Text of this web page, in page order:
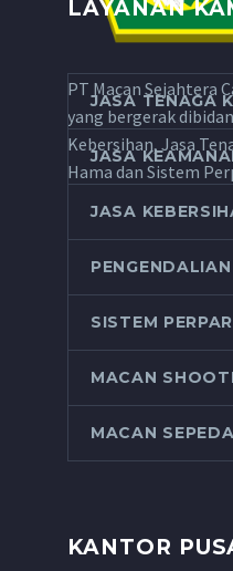
PT Macan Sejahtera
yang bergerak
Kebersihan, Jasa
Hama dan Sistem
LAYANAN
JASA TENAGA
JASA
JASA
SISTEM
MACAN
MACAN
KANTOR